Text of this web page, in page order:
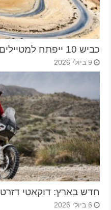
כביש 10 ייפתח למטיילים בסופ"שים של יולי אוגוסט
9 ביולי 2026
חדש בארץ: דוקאטי דזרט X החדש
6 ביולי 2026